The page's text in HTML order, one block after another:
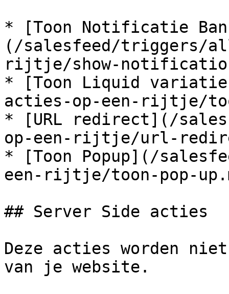
* [Toon Notificatie
(/salesfeed/triggers/
rijtje/show-
* [Toon Liquid
acties-op-een-rijtje/
* [URL redirect](/
op-een-rijtje/url-
* [Toon Popup](/
een-rijtje/toon-pop-
## Server Side acties
Deze acties worden
van je website.